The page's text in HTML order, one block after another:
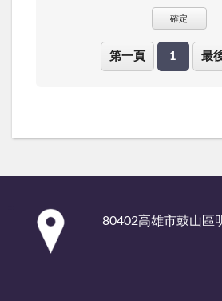
確定
第一頁 1 最
80402高雄市鼓山區